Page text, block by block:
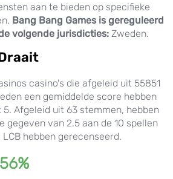
aan te bieden op specifieke
Bang Bang Games is gereguleerd
volgende jurisdicties: Zweden.
casino's die afgeleid uit 55851
een gemiddelde score hebben
Afgeleid uit 63 stemmen, hebben
gegeven van 2.5 aan de 10 spellen
hebben gerecenseerd.